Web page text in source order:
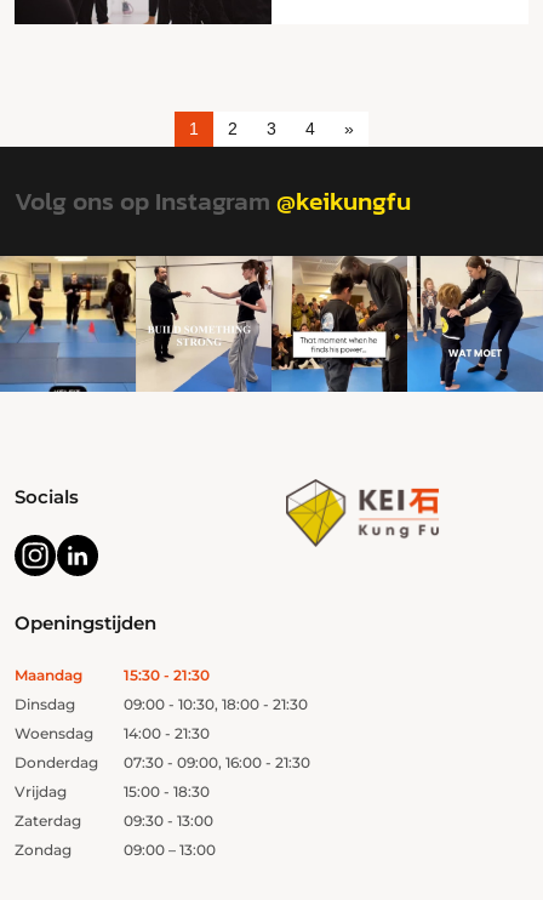
1 2 3 4 »
Volg ons op Instagram@keikungfu
Openingstijden
Maandag
15:30 - 21:30
Dinsdag
09:00 - 10:30, 18:00 - 21:30
Woensdag
14:00 - 21:30
Donderdag
07:30 - 09:00, 16:00 - 21:30
Vrijdag
15:00 - 18:30
Zaterdag
09:30 - 13:00
Zondag
09:00 – 13:00
Socials